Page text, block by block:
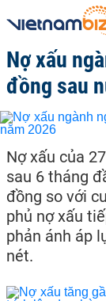
Nợ xấu
đồng sau
Nợ xấu của
sau 6 tháng
đồng so với
phủ nợ xấu
phản ánh áp
nét.